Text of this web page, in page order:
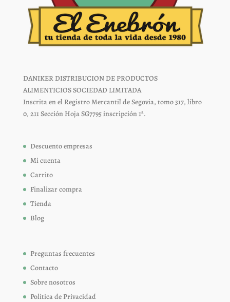
DANIKER DISTRIBUCION DE PRODUCTOS
ALIMENTICIOS SOCIEDAD LIMITADA
Inscrita en el Registro Mercantil de Segovia, tomo 317, libro
0, 211 Sección Hoja SG7795 inscripción 1ª.
Descuento empresas
Mi cuenta
Carrito
Finalizar compra
Tienda
Blog
Preguntas frecuentes
Contacto
Sobre nosotros
Política de Privacidad